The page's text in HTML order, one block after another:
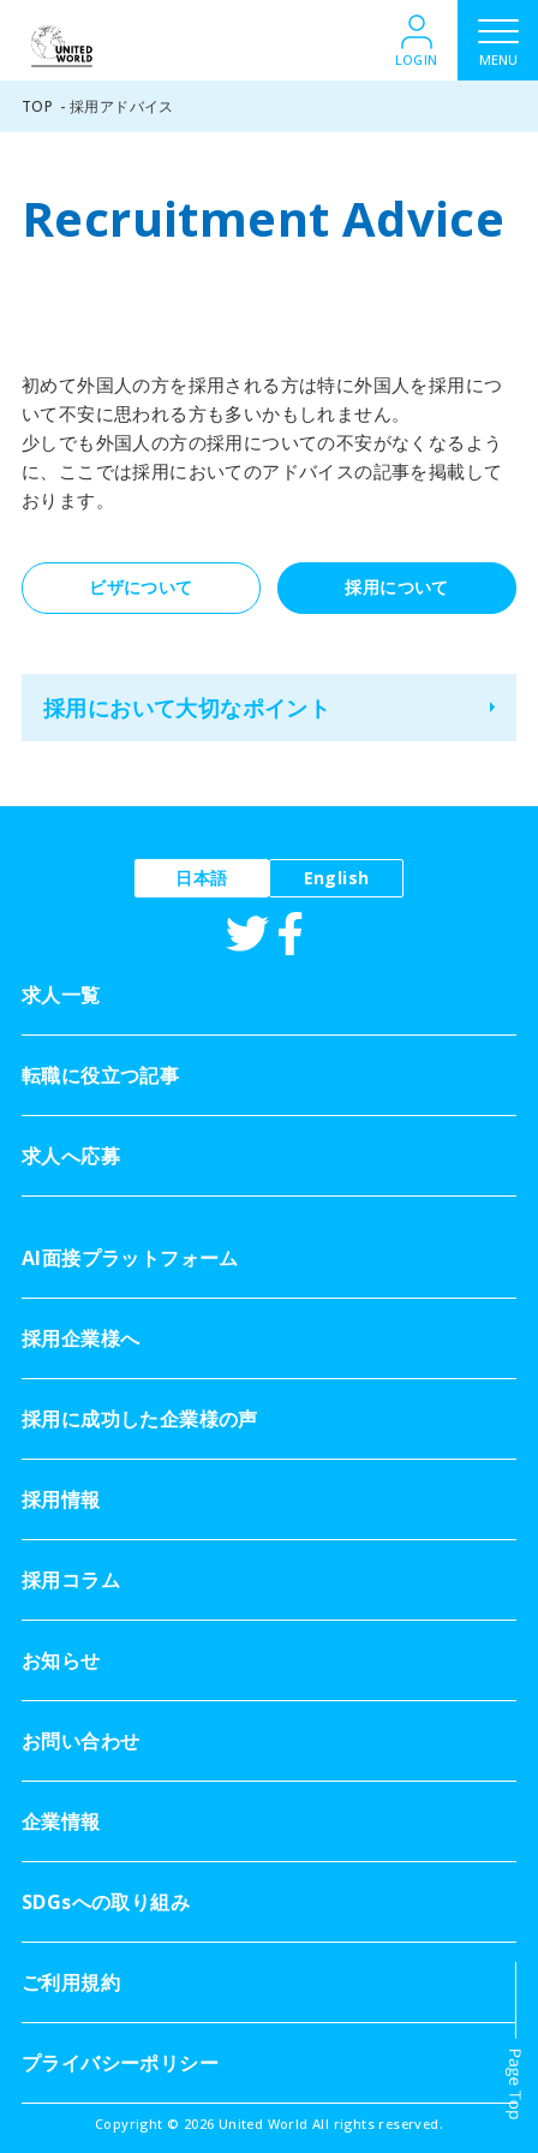
LOGIN MENU
TOP 採用アドバイス
Recruitment Advice
初めて外国人の方を採用される方は特に外国人を採用につ
いて不安に思われる方も多いかもしれません。
少しでも外国人の方の採用についての不安がなくなるよう
に、ここでは採用においてのアドバイスの記事を掲載して
おります。
ビザについて 採用について
採用において大切なポイント
日本語 English
求人一覧
転職に役立つ記事
求人へ応募
AI面接プラットフォーム
採用企業様へ
採用に成功した企業様の声
採用情報
採用コラム
お知らせ
お問い合わせ
企業情報
SDGsへの取り組み
ご利用規約
プライバシーポリシー
Copyright © 2026 United World All rights reserved.